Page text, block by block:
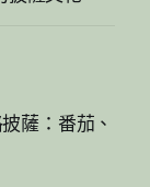
薩：番茄、